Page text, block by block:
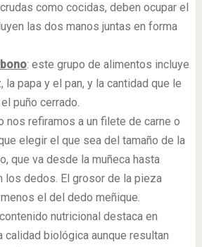
como cocidas, deben ocupar el
las dos manos juntas en forma
: este grupo de alimentos incluye
la papa y el pan, y la cantidad que le
puño cerrado.
nos refiramos a un filete de carne o
elegir el que sea del tamaño de la
que va desde la muñeca hasta
los dedos. El grosor de la pieza
el del dedo meñique.
nutricional destaca en
calidad biológica aunque resultan